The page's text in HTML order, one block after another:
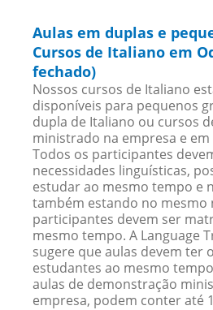
Aulas em duplas e
Cursos de Italiano em
fechado)
Nossos cursos de Italiano
disponíveis para pequenos
dupla de Italiano ou cursos
ministrado na empresa e
Todos os participantes
necessidades linguísticas,
estudar ao mesmo tempo e
também estando no mesmo
participantes devem ser
mesmo tempo. A Language
sugere que aulas devem ter
estudantes ao mesmo
aulas de demonstração
empresa, podem conter até